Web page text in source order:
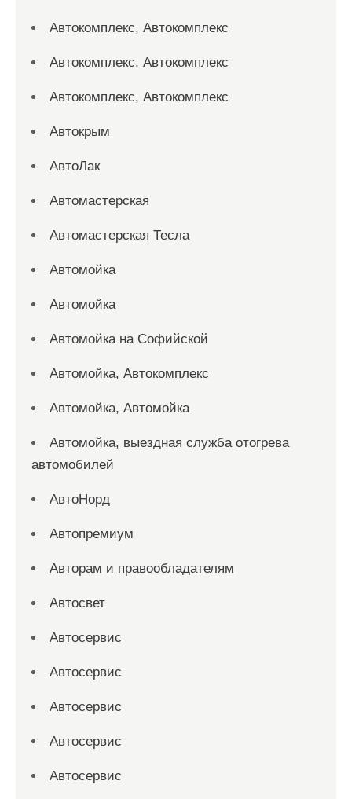
Автокомплекс, Автокомплекс
Автокомплекс, Автокомплекс
Автокомплекс, Автокомплекс
Автокрым
АвтоЛак
Автомастерская
Автомастерская Тесла
Автомойка
Автомойка
Автомойка на Софийской
Автомойка, Автокомплекс
Автомойка, Автомойка
Автомойка, выездная служба отогрева
автомобилей
АвтоНорд
Автопремиум
Авторам и правообладателям
Автосвет
Автосервис
Автосервис
Автосервис
Автосервис
Автосервис